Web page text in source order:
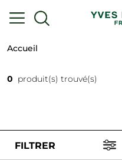
Accueil
0 produit(s) trouvé(s)
FILTRER